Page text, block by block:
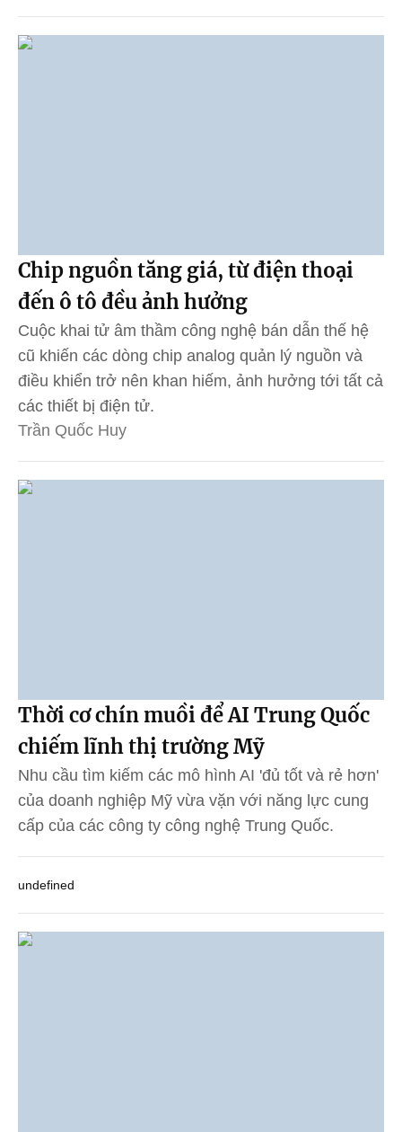
Chip nguồn tăng giá, từ điện thoại
đến ô tô đều ảnh hưởng
Cuộc khai tử âm thầm công nghệ bán dẫn thế hệ
cũ khiến các dòng chip analog quản lý nguồn và
điều khiển trở nên khan hiếm, ảnh hưởng tới tất cả
các thiết bị điện tử.
Trần Quốc Huy
Thời cơ chín muồi để AI Trung Quốc
chiếm lĩnh thị trường Mỹ
Nhu cầu tìm kiếm các mô hình AI 'đủ tốt và rẻ hơn'
của doanh nghiệp Mỹ vừa vặn với năng lực cung
cấp của các công ty công nghệ Trung Quốc.
undefined